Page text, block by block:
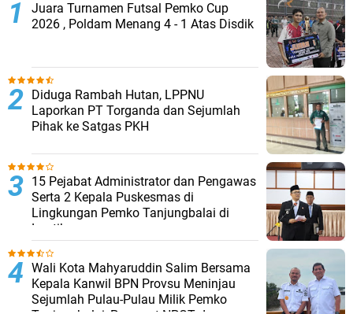
Juara Turnamen Futsal Pemko Cup
2026 , Poldam Menang 4 - 1 Atas Disdik
Diduga Rambah Hutan, LPPNU
Laporkan PT Torganda dan Sejumlah
Pihak ke Satgas PKH
15 Pejabat Administrator dan Pengawas
Serta 2 Kepala Puskesmas di
Lingkungan Pemko Tanjungbalai di
Lantik
Wali Kota Mahyaruddin Salim Bersama
Kepala Kanwil BPN Provsu Meninjau
Sejumlah Pulau-Pulau Milik Pemko